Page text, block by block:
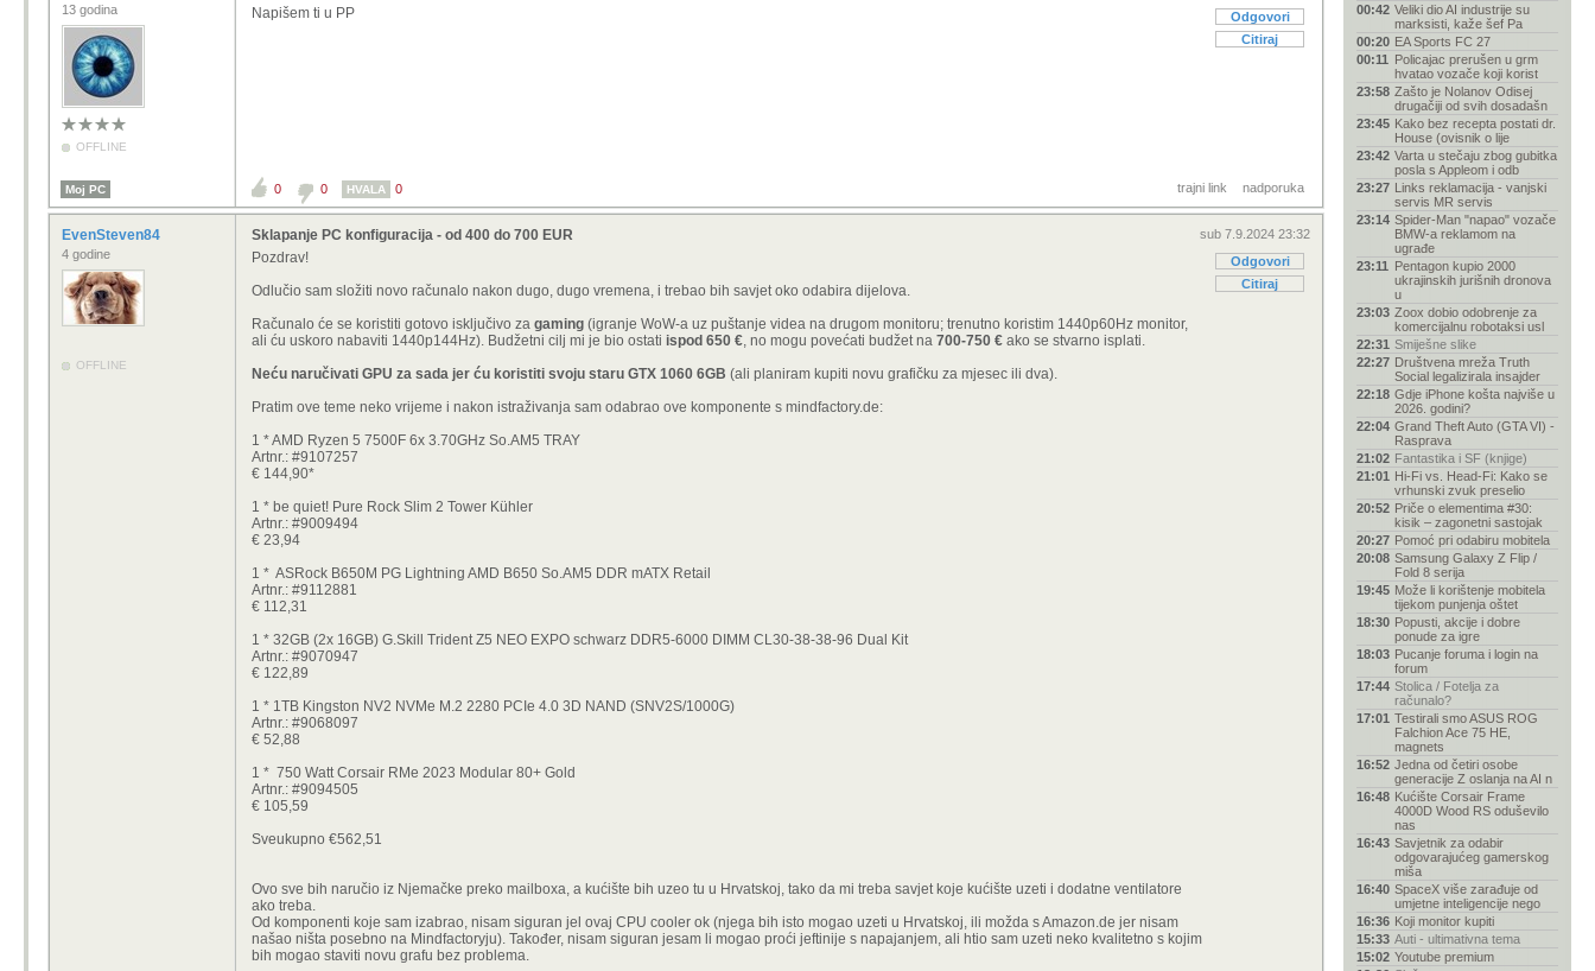
13 godina
OFFLINE
Odgovori
Citiraj
Napišem ti u PP
Moj PC trajni link nadporuka
0 0 HVALA 0
EvenSteven84
4 godine
OFFLINE
sub 7.9.2024 23:32
Odgovori
Citiraj
Sklapanje PC konfiguracija - od 400 do 700 EUR
Pozdrav!
Odlučio sam složiti novo računalo nakon dugo, dugo vremena, i trebao bih savjet oko odabira dijelova.
Računalo će se koristiti gotovo isključivo za gaming (igranje WoW-a uz puštanje videa na drugom monitoru; trenutno koristim 1440p60Hz monitor,
ali ću uskoro nabaviti 1440p144Hz). Budžetni cilj mi je bio ostati ispod 650 €, no mogu povećati budžet na 700-750 € ako se stvarno isplati.
Neću naručivati GPU za sada jer ću koristiti svoju staru GTX 1060 6GB (ali planiram kupiti novu grafičku za mjesec ili dva).
Pratim ove teme neko vrijeme i nakon istraživanja sam odabrao ove komponente s mindfactory.de:
1 * AMD Ryzen 5 7500F 6x 3.70GHz So.AM5 TRAY
Artnr.: #9107257
€ 144,90*
1 * be quiet! Pure Rock Slim 2 Tower Kühler
Artnr.: #9009494
€ 23,94
1 * ASRock B650M PG Lightning AMD B650 So.AM5 DDR mATX Retail
Artnr.: #9112881
€ 112,31
1 * 32GB (2x 16GB) G.Skill Trident Z5 NEO EXPO schwarz DDR5-6000 DIMM CL30-38-38-96 Dual Kit
Artnr.: #9070947
€ 122,89
1 * 1TB Kingston NV2 NVMe M.2 2280 PCIe 4.0 3D NAND (SNV2S/1000G)
Artnr.: #9068097
€ 52,88
1 * 750 Watt Corsair RMe 2023 Modular 80+ Gold
Artnr.: #9094505
€ 105,59
Sveukupno €562,51
Ovo sve bih naručio iz Njemačke preko mailboxa, a kućište bih uzeo tu u Hrvatskoj, tako da mi treba savjet koje kućište uzeti i dodatne ventilatore
ako treba.
Od komponenti koje sam izabrao, nisam siguran jel ovaj CPU cooler ok (njega bih isto mogao uzeti u Hrvatskoj, ili možda s Amazon.de jer nisam
našao ništa posebno na Mindfactoryju). Također, nisam siguran jesam li mogao proći jeftinije s napajanjem, ali htio sam uzeti neko kvalitetno s kojim
bih mogao staviti novu grafu bez problema.
00:42 Veliki dio AI industrije su
marksisti, kaže šef Pa
00:20 EA Sports FC 27
00:11 Policajac prerušen u grm
hvatao vozače koji korist
23:58 Zašto je Nolanov Odisej
drugačiji od svih dosadašn
23:45 Kako bez recepta postati dr.
House (ovisnik o lije
23:42 Varta u stečaju zbog gubitka
posla s Appleom i odb
23:27 Links reklamacija - vanjski
servis MR servis
23:14 Spider-Man "napao" vozače
BMW-a reklamom na
ugrađe
23:11 Pentagon kupio 2000
ukrajinskih jurišnih dronova
u
23:03 Zoox dobio odobrenje za
komercijalnu robotaksi usl
22:31 Smiješne slike
22:27 Društvena mreža Truth
Social legalizirala insajder
22:18 Gdje iPhone košta najviše u
2026. godini?
22:04 Grand Theft Auto (GTA VI) -
Rasprava
21:02 Fantastika i SF (knjige)
21:01 Hi-Fi vs. Head-Fi: Kako se
vrhunski zvuk preselio
20:52 Priče o elementima #30:
kisik – zagonetni sastojak
20:27 Pomoć pri odabiru mobitela
20:08 Samsung Galaxy Z Flip /
Fold 8 serija
19:45 Može li korištenje mobitela
tijekom punjenja oštet
18:30 Popusti, akcije i dobre
ponude za igre
18:03 Pucanje foruma i login na
forum
17:44 Stolica / Fotelja za
računalo?
17:01 Testirali smo ASUS ROG
Falchion Ace 75 HE,
magnets
16:52 Jedna od četiri osobe
generacije Z oslanja na AI n
16:48 Kućište Corsair Frame
4000D Wood RS oduševilo
nas
16:43 Savjetnik za odabir
odgovarajućeg gamerskog
miša
16:40 SpaceX više zarađuje od
umjetne inteligencije nego
16:36 Koji monitor kupiti
15:33 Auti - ultimativna tema
15:02 Youtube premium